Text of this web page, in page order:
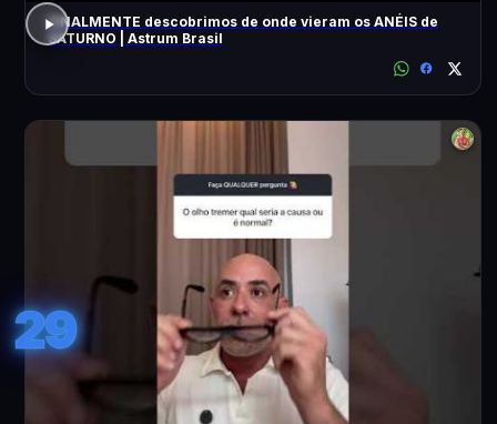
FINALMENTE descobrimos de onde vieram os ANÉIS de
SATURNO | Astrum Brasil
29